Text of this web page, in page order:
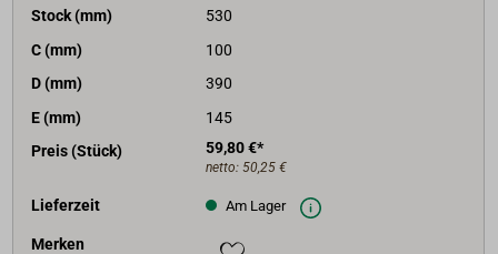
Stock (mm)
530
C (mm)
100
D (mm)
390
E (mm)
145
Preis (Stück)
59,80 €*
netto: 50,25 €
Lieferzeit Am Lager
Merken